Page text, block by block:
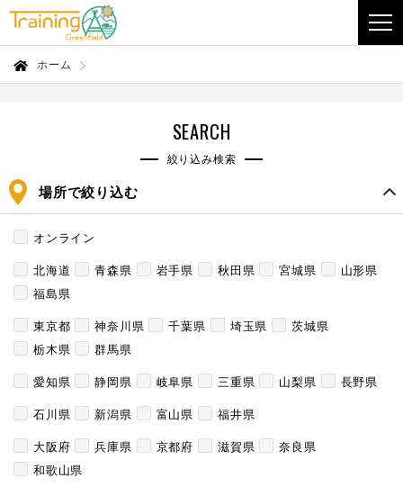
ホーム
SEARCH
絞り込み検索
場所で絞り込む
オンライン
北海道
青森県 岩手県 秋田県 宮城県
山形県
福島県
東京都
神奈川県 千葉県 埼玉県
茨城県
栃木県
群馬県
愛知県
静岡県 岐阜県 三重県 山梨県
長野県
石川県
新潟県 富山県
福井県
大阪府
兵庫県 京都府 滋賀県
奈良県
和歌山県